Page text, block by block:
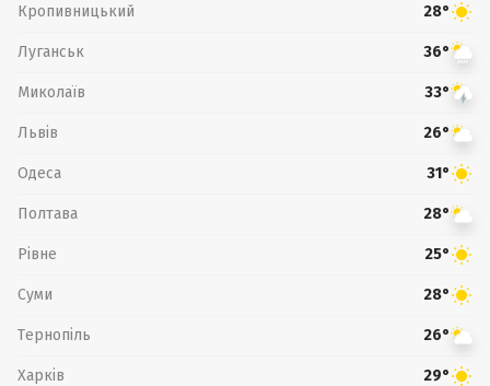
Кропивницький 28°
Луганськ 36°
Миколаїв 33°
Львів 26°
Одеса 31°
Полтава 28°
Рівне 25°
Суми 28°
Тернопіль 26°
Харків 29°